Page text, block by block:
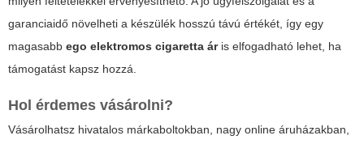
garanciaidő növelheti a készülék hosszú távú értékét, így egy
magasabb ego elektromos cigaretta áris elfogadható lehet, ha
támogatást kapsz hozzá.
Hol érdemes vásárolni?
Vásárolhatsz hivatalos márkaboltokban, nagy online áruházakban,